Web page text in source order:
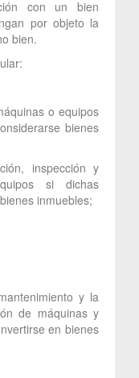
con un bien
por objeto la
bien.
o equipos
bienes
inspección y
si dichas
inmuebles;
y la
de máquinas y
en bienes